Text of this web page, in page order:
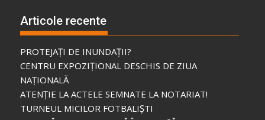
Articole recente
PROTEJAȚI DE INUNDAȚII?
CENTRU EXPOZIȚIONAL DESCHIS DE ZIUA
NAȚIONALĂ
ATENȚIE LA ACTELE SEMNATE LA NOTARIAT!
TURNEUL MICILOR FOTBALIȘTI